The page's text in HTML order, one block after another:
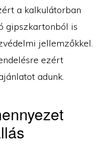
a kalkulátorban
gipszkartonból is
jellemzőkkel.
ezért
adunk.